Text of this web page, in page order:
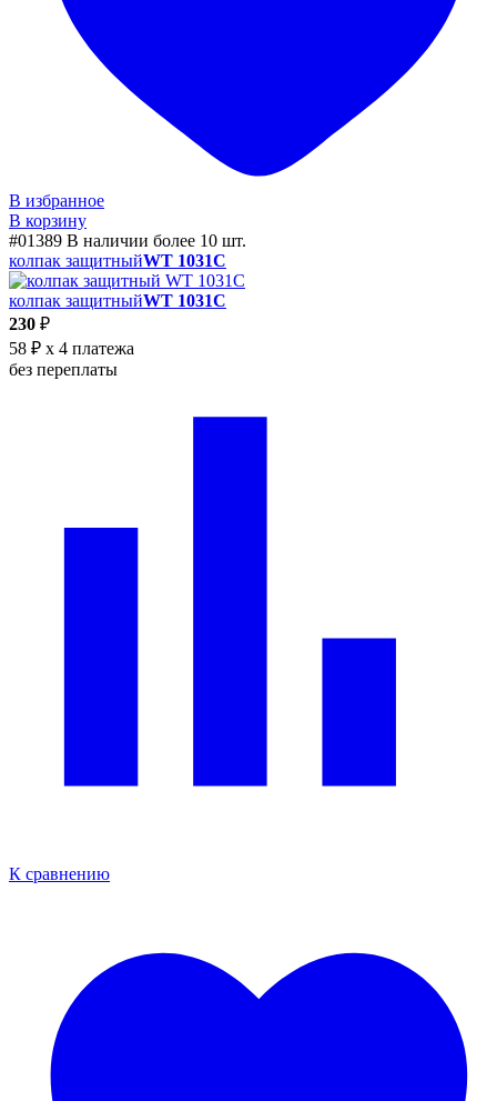
В избранное
В корзину
#01389 В наличии более 10 шт.
колпак защитныйWT 1031C
колпак защитныйWT 1031C
230 ₽
58 ₽ x 4 платежа
без переплаты
К сравнению